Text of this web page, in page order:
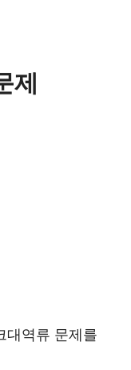
제
대역류 문제를